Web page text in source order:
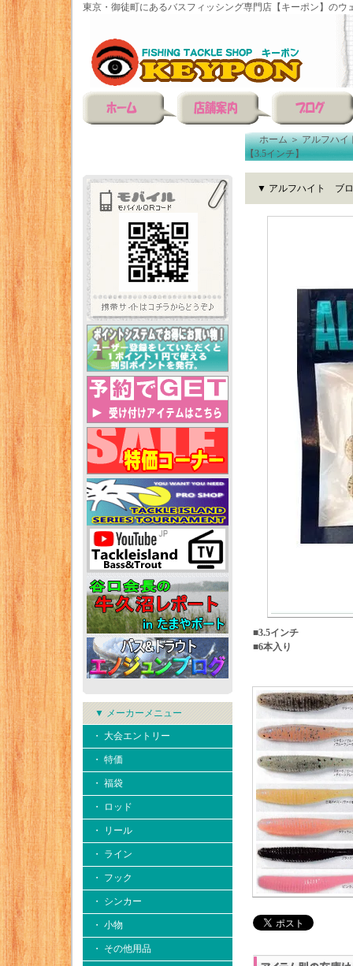
東京・御徒町にあるバスフィッシング専門店【キーポン】のウ
▼ メーカーメニュー
・ 大会エントリー
・ 特価
・ 福袋
・ ロッド
・ リール
・ ライン
・ フック
・ シンカー
・ 小物
・ その他用品
ホーム＞アルフハイ
【3.5インチ】
▼ アルフハイト ブロ
■3.5インチ
■6本入り